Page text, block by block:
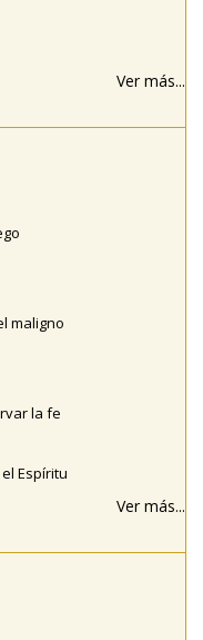
Ver más...
maligno
la fe
Espíritu
Ver más...